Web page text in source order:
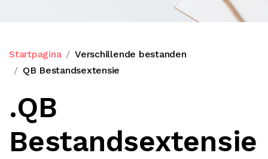
Startpagina
Verschillende bestanden
QB Bestandsextensie
.QB
Bestandsextensie